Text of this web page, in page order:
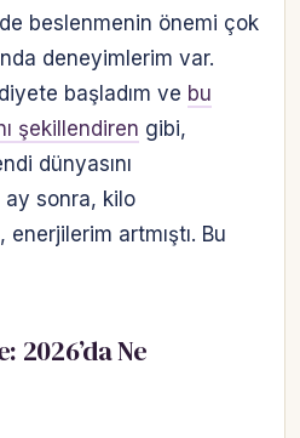
beslenmenin önemi çok
deneyimlerim var.
başladım ve bu
şekillendiren gibi,
dünyasını
ay sonra, kilo
artmıştı. Bu
2026’da Ne